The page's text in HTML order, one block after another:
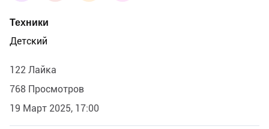
Техники
Детский
122 Лайка
768 Просмотров
19 Март 2025, 17:00